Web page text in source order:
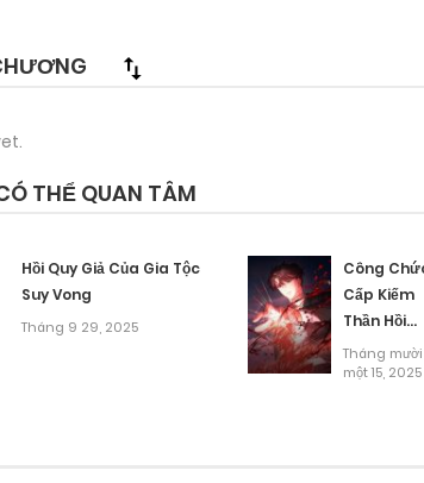
THỂ QUAN TÂM
Hồi Quy Giả Của Gia Tộc
Suy Vong
Tháng 9 29, 2025
Công
Cấp Kiếm
Thần Hồi
Quy
Tháng mười
một 15, 2025